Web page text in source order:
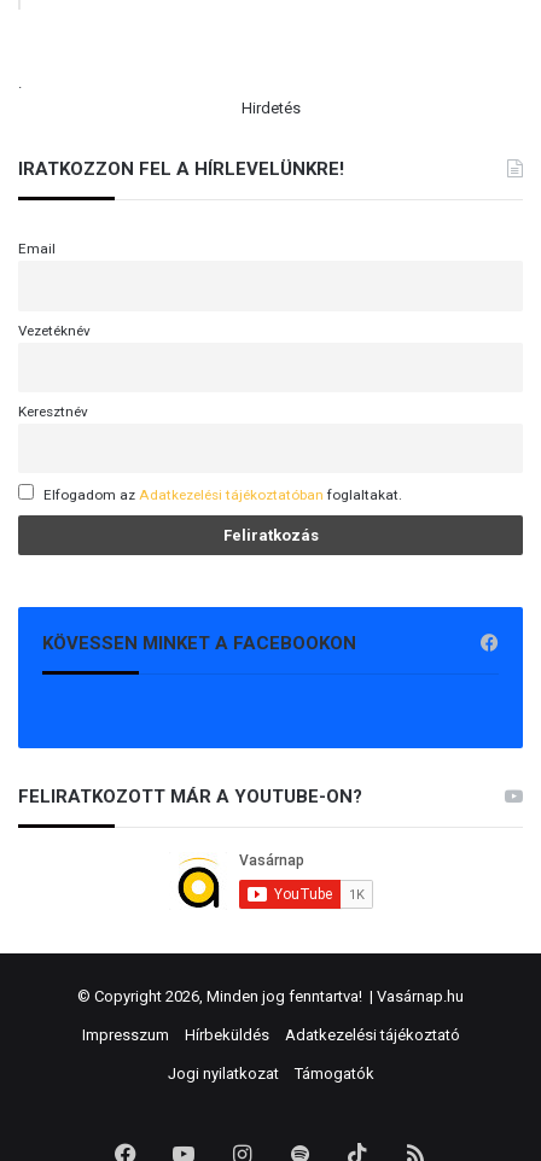
.
Hirdetés
IRATKOZZON FEL A HÍRLEVELÜNKRE!
Email
Vezetéknév
Keresztnév
Elfogadom az Adatkezelési tájékoztatóban foglaltakat.
KÖVESSEN MINKET A FACEBOOKON
FELIRATKOZOTT MÁR A YOUTUBE-ON?
© Copyright 2026, Minden jog fenntartva! | Vasárnap.hu
Impresszum Hírbeküldés Adatkezelési tájékoztató
Jogi nyilatkozat Támogatók
FacebookYouTubeInstagram
Spotify TikTok